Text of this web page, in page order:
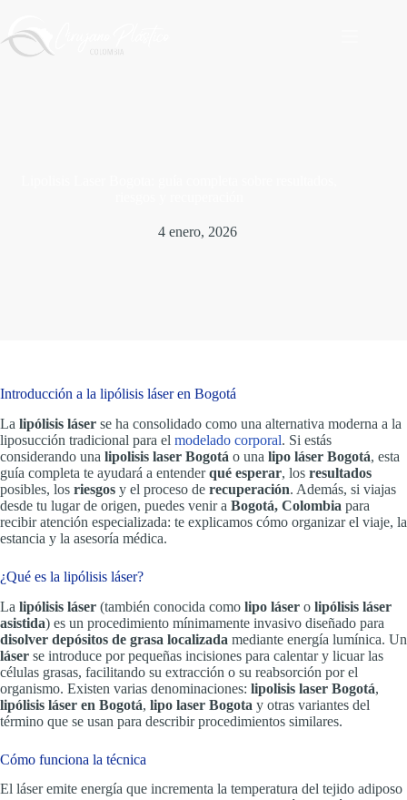
contenido
4 enero, 2026
Introducción a la lipólisis láser en Bogotá
La lipólisis láser se ha consolidado como una alternativa moderna a la
liposucción tradicional para el modelado corporal. Si estás
considerando una lipolisis laser Bogotá o una lipo láser Bogotá, esta
guía completa te ayudará a entenderqué esperar, los resultados
posibles, los riesgos y el proceso de recuperación. Además, si viajas
desde tu lugar de origen, puedes venir a Bogotá, Colombia para
recibir atención especializada: te explicamos cómo organizar el viaje, la
estancia y la asesoría médica.
¿Qué es la lipólisis láser?
La lipólisis láser (también conocida como lipo láser o lipólisis láser
asistida) es un procedimiento mínimamente invasivo diseñado para
disolver depósitos de grasa localizada mediante energía lumínica. Un
láser se introduce por pequeñas incisiones para calentar y licuar las
células grasas, facilitando su extracción o su reabsorción por el
organismo. Existen varias denominaciones: lipolisis laser Bogotá,
lipólisis láser en Bogotá, lipo laser Bogota y otras variantes del
término que se usan para describir procedimientos similares.
Cómo funciona la técnica
El láser emite energía que incrementa la temperatura del tejido adiposo